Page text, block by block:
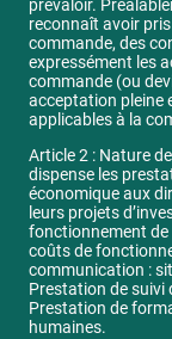
prévaloir.
reconnaît avoir
commande, des
expressément les
commande (ou
acceptation pleine
applicables à la
Article 2 : Nature
dispense les
économique aux
leurs projets
fonctionnement de
coûts de
communication :
Prestation de suivi
Prestation de
humaines.